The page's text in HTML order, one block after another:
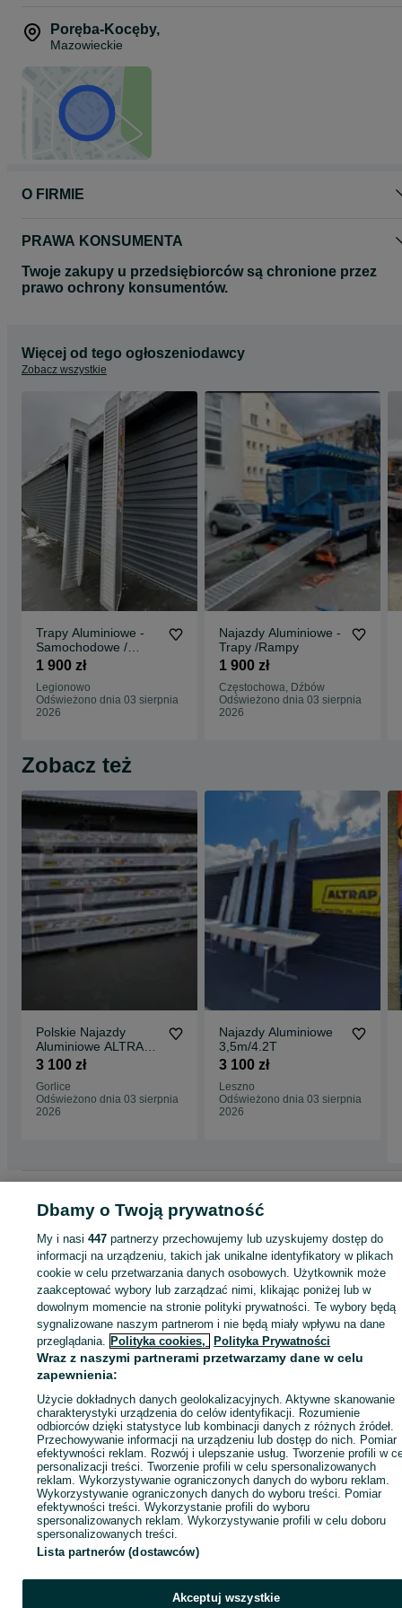
W razie pytań zapraszamy do kontaktu.
Poręba-Kocęby,
Mazowieckie
O FIRMIE
PRAWA KONSUMENTA
Twoje zakupy u przedsiębiorców są chronione przez
prawo ochrony konsumentów.
Więcej od tego ogłoszeniodawcy
Zobacz wszystkie
Trapy Aluminiowe -
Samochodowe /
Rampy / Najzady
1 900 zł
Legionowo
Odświeżono dnia 03 sierpnia
2026
Najazdy Aluminiowe -
Trapy /Rampy
1 900 zł
Częstochowa, Dźbów
Odświeżono dnia 03 sierpnia
2026
Zobacz też
Polskie Najazdy
Aluminiowe ALTRAP
4m/4tony
3 100 zł
Gorlice
Odświeżono dnia 03 sierpnia
2026
Najazdy Aluminiowe
3,5m/4.2T
3 100 zł
Leszno
Odświeżono dnia 03 sierpnia
2026
Dostawcze i Ciężarowe - Mazowieckie
Dostawcze i Ciężarowe - Poręba-
KATEGORIA
ID:719482267 Wyświetlenia:
Zadzwoń / SMS Wyślij wiadomość
Dbamy o Twoją prywatność
My i nasi447 partnerzy przechowujemy lub uzyskujemy dostęp do
informacji na urządzeniu, takich jak unikalne identyfikatory w plikach
cookie w celu przetwarzania danych osobowych. Użytkownik może
zaakceptować wybory lub zarządzać nimi, klikając poniżej lub w
dowolnym momencie na stronie polityki prywatności. Te wybory będą
sygnalizowane naszym partnerom i nie będą miały wpływu na dane
przeglądania. Polityka cookies, Polityka Prywatności
Wraz z naszymi partnerami przetwarzamy dane w celu
zapewnienia:
Użycie dokładnych danych geolokalizacyjnych. Aktywne skanowanie
charakterystyki urządzenia do celów identyfikacji. Rozumienie
odbiorców dzięki statystyce lub kombinacji danych z różnych źródeł.
Przechowywanie informacji na urządzeniu lub dostęp do nich. Pomiar
efektywności reklam. Rozwój i ulepszanie usług. Tworzenie profili w
personalizacji treści. Tworzenie profili w celu spersonalizowanych
reklam. Wykorzystywanie ograniczonych danych do wyboru reklam.
Wykorzystywanie ograniczonych danych do wyboru treści. Pomiar
efektywności treści. Wykorzystanie profili do wyboru
spersonalizowanych reklam. Wykorzystywanie profili w celu doboru
spersonalizowanych treści.
Lista partnerów (dostawców)
Akceptuj wszystkie